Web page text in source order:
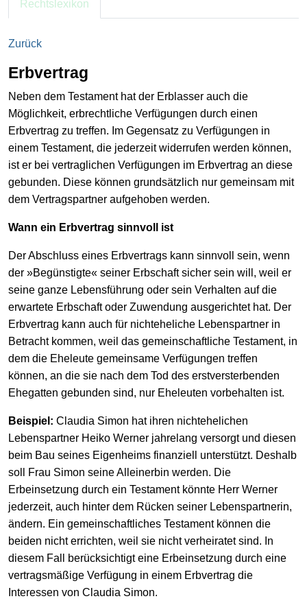
Rechtslexikon
Zurück
Erbvertrag
Neben dem Testament hat der Erblasser auch die
Möglichkeit, erbrechtliche Verfügungen durch einen
Erbvertrag zu treffen. Im Gegensatz zu Verfügungen in
einem Testament, die jederzeit widerrufen werden können,
ist er bei vertraglichen Verfügungen im Erbvertrag an diese
gebunden. Diese können grundsätzlich nur gemeinsam mit
dem Vertragspartner aufgehoben werden.
Wann ein Erbvertrag sinnvoll ist
Der Abschluss eines Erbvertrags kann sinnvoll sein, wenn
der »Begünstigte« seiner Erbschaft sicher sein will, weil er
seine ganze Lebensführung oder sein Verhalten auf die
erwartete Erbschaft oder Zuwendung ausgerichtet hat. Der
Erbvertrag kann auch für nichteheliche Lebenspartner in
Betracht kommen, weil das gemeinschaftliche Testament, in
dem die Eheleute gemeinsame Verfügungen treffen
können, an die sie nach dem Tod des erstversterbenden
Ehegatten gebunden sind, nur Eheleuten vorbehalten ist.
Beispiel: Claudia Simon hat ihren nichtehelichen
Lebenspartner Heiko Werner jahrelang versorgt und diesen
beim Bau seines Eigenheims finanziell unterstützt. Deshalb
soll Frau Simon seine Alleinerbin werden. Die
Erbeinsetzung durch ein Testament könnte Herr Werner
jederzeit, auch hinter dem Rücken seiner Lebenspartnerin,
ändern. Ein gemeinschaftliches Testament können die
beiden nicht errichten, weil sie nicht verheiratet sind. In
diesem Fall berücksichtigt eine Erbeinsetzung durch eine
vertragsmäßige Verfügung in einem Erbvertrag die
Interessen von Claudia Simon.